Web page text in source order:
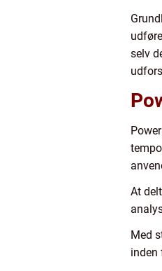
selv
At
Med
inden